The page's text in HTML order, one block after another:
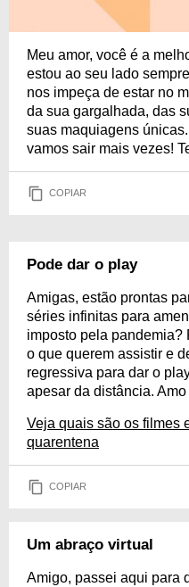
Meu amor, você é a
estou ao seu lado
nos impeça de estar no
da sua gargalhada, das
suas maquiagens
vamos sair mais vezes!
COPIAR
Pode dar o play
Amigas, estão prontas
séries infinitas para
imposto pela pandemia?
o que querem assistir e
regressiva para dar o
apesar da distância. Amo
Veja quais são os filmes
quarentena
COPIAR
Um abraço virtual
Amigo, passei aqui para